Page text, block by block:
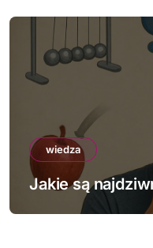
wiedza
Jakie są